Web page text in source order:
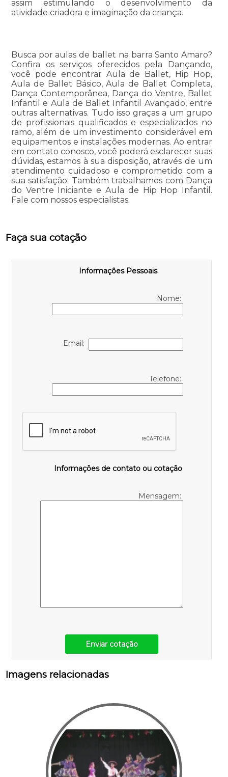
assim estimulando o desenvolvimento da
atividade criadora e imaginação da criança.
Busca por aulas de ballet na barra Santo Amaro?
Confira os serviços oferecidos pela Dançando,
você pode encontrar Aula de Ballet, Hip Hop,
Aula de Ballet Básico, Aula de Ballet Completa,
Dança Contemporânea, Dança do Ventre, Ballet
Infantil e Aula de Ballet Infantil Avançado, entre
outras alternativas. Tudo isso graças a um grupo
de profissionais qualificados e especializados no
ramo, além de um investimento considerável em
equipamentos e instalações modernas. Ao entrar
em contato conosco, você poderá esclarecer suas
dúvidas, estamos à sua disposição, através de um
atendimento cuidadoso e comprometido com a
sua satisfação. Também trabalhamos com Dança
do Ventre Iniciante e Aula de Hip Hop Infantil.
Fale com nossos especialistas.
Faça sua cotação
Informações Pessoais
Nome:
Email:
Telefone:
Informações de contato ou cotação
Mensagem:
Enviar cotação
Imagens relacionadas